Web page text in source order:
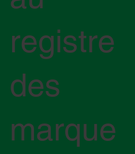
registre
des
marque